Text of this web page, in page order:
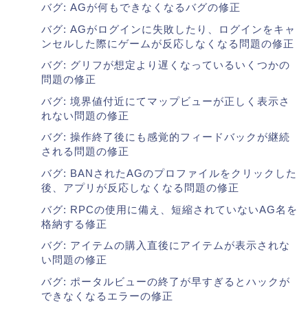
バグ: AGが何もできなくなるバグの修正
バグ: AGがログインに失敗したり、ログインをキャ
ンセルした際にゲームが反応しなくなる問題の修正
バグ: グリフが想定より遅くなっているいくつかの
問題の修正
バグ: 境界値付近にてマップビューが正しく表示さ
れない問題の修正
バグ: 操作終了後にも感覚的フィードバックが継続
される問題の修正
バグ: BANされたAGのプロファイルをクリックした
後、アプリが反応しなくなる問題の修正
バグ: RPCの使用に備え、短縮されていないAG名を
格納する修正
バグ: アイテムの購入直後にアイテムが表示されな
い問題の修正
バグ: ポータルビューの終了が早すぎるとハックが
できなくなるエラーの修正